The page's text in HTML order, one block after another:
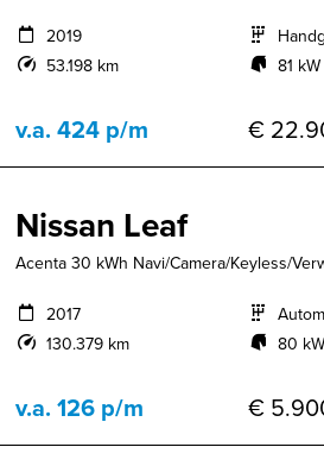
2019
53.198 km
81 kW
v.a. 424 p/m €
Nissan Leaf
Acenta 30 kWh Navi/Camera/Keyless/
2017
130.379 km
80
v.a. 126 p/m €